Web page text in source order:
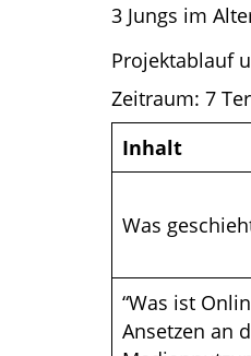
3 Jungs im
Projektablauf
Zeitraum: 7
Inhalt
Was
“Was ist
Ansetzen an